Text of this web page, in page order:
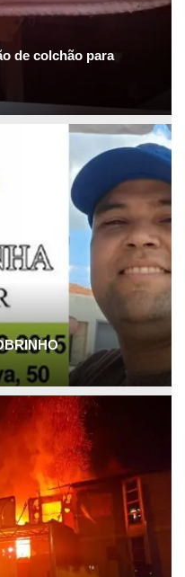
de colchão para